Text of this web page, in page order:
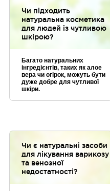
Чи підходить
натуральна косметика
для людей із чутливою
шкірою?
Багато натуральних
інгредієнтів, таких як алое
вера чи огірок, можуть бути
дуже добре для чутливої
шкіри.
Чи є натуральні засоби
для лікування варикозу
та венозної
недостатності?